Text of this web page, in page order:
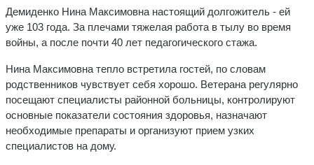
Демиденко Нина Максимовна настоящий долгожитель - ей
уже 103 года. За плечами тяжелая работа в тылу во время
войны, а после почти 40 лет педагогического стажа.
Нина Максимовна тепло встретила гостей, по словам
родственников чувствует себя хорошо. Ветерана регулярно
посещают специалисты районной больницы, контролируют
основные показатели состояния здоровья, назначают
необходимые препараты и организуют прием узких
специалистов на дому.